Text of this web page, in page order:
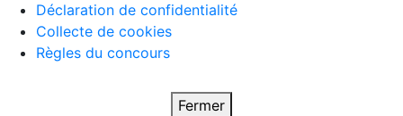
Déclaration de confidentialité
Collecte de cookies
Règles du concours
Fermer